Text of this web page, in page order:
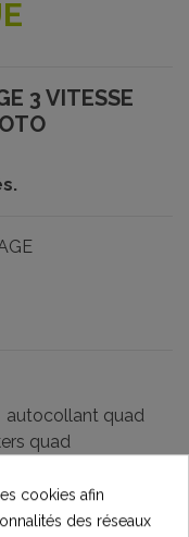
3 VITESSE
autocollant quad
quad
cookies afin
des réseaux